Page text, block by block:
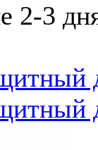
2-3